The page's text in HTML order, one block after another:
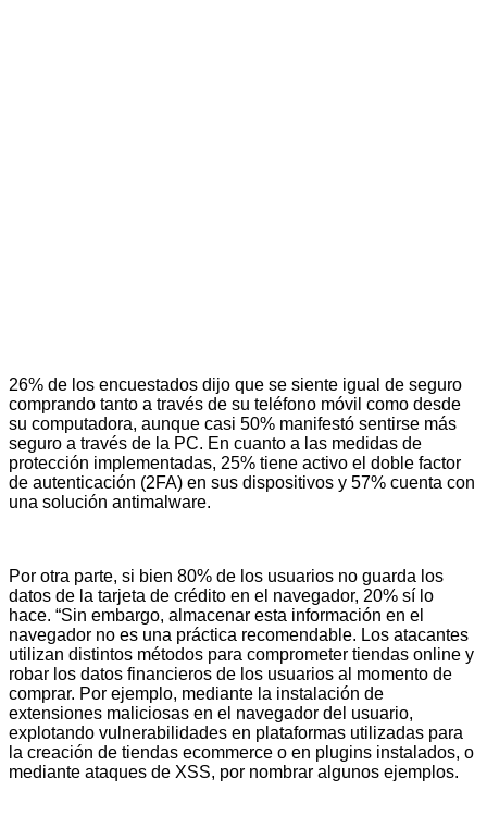
26% de los encuestados dijo que se siente igual de seguro
comprando tanto a través de su teléfono móvil como desde
su computadora, aunque casi 50% manifestó sentirse más
seguro a través de la PC. En cuanto a las medidas de
protección implementadas, 25% tiene activo el doble factor
de autenticación (2FA) en sus dispositivos y 57% cuenta con
una solución antimalware.
Por otra parte, si bien 80% de los usuarios no guarda los
datos de la tarjeta de crédito en el navegador, 20% sí lo
hace. “Sin embargo, almacenar esta información en el
navegador no es una práctica recomendable. Los atacantes
utilizan distintos métodos para comprometer tiendas online y
robar los datos financieros de los usuarios al momento de
comprar. Por ejemplo, mediante la instalación de
extensiones maliciosas en el navegador del usuario,
explotando vulnerabilidades en plataformas utilizadas para
la creación de tiendas ecommerce o en plugins instalados, o
mediante ataques de XSS, por nombrar algunos ejemplos.